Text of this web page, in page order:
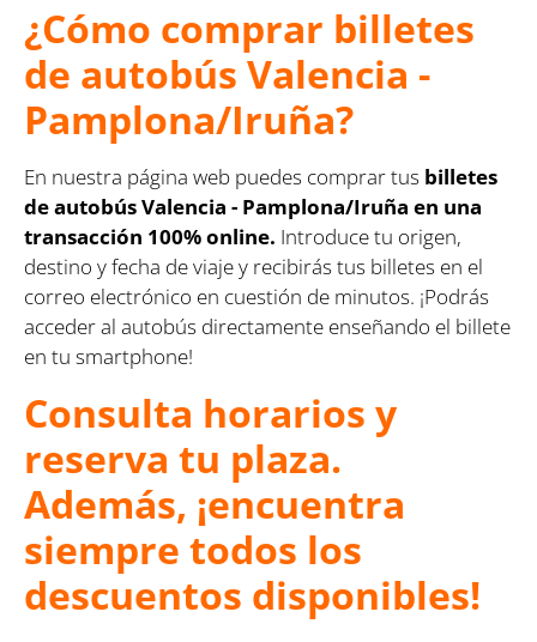
¿Cómo comprar billetes
de autobús Valencia -
Pamplona/Iruña?
En nuestra página web puedes comprar tus billetes
de autobús Valencia - Pamplona/Iruña en una
transacción 100% online. Introduce tu origen,
destino y fecha de viaje y recibirás tus billetes en el
correo electrónico en cuestión de minutos. ¡Podrás
acceder al autobús directamente enseñando el billete
en tu smartphone!
Consulta horarios y
reserva tu plaza.
Además, ¡encuentra
siempre todos los
descuentos disponibles!